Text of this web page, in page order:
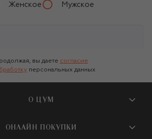
Женское Мужское
вы даете согласие
персональных данных
О ЦУМ
О магазине
ОНЛАЙН ПОКУПКИ